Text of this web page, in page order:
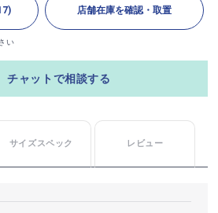
店舗在庫を確認・取置
い
チャットで相談する
サイズスペック レビュー